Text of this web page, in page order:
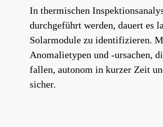
In thermischen
durchgeführt werden, dauert es
Solarmodule zu identifizieren.
Anomalietypen und -ursachen,
fallen, autonom in kurzer Zeit
sicher.